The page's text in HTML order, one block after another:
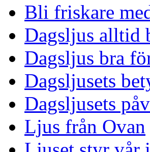
Bli friskare
Dagsljus alltid
Dagsljus bra
Dagsljusets
Dagsljusets
Ljus från Ovan